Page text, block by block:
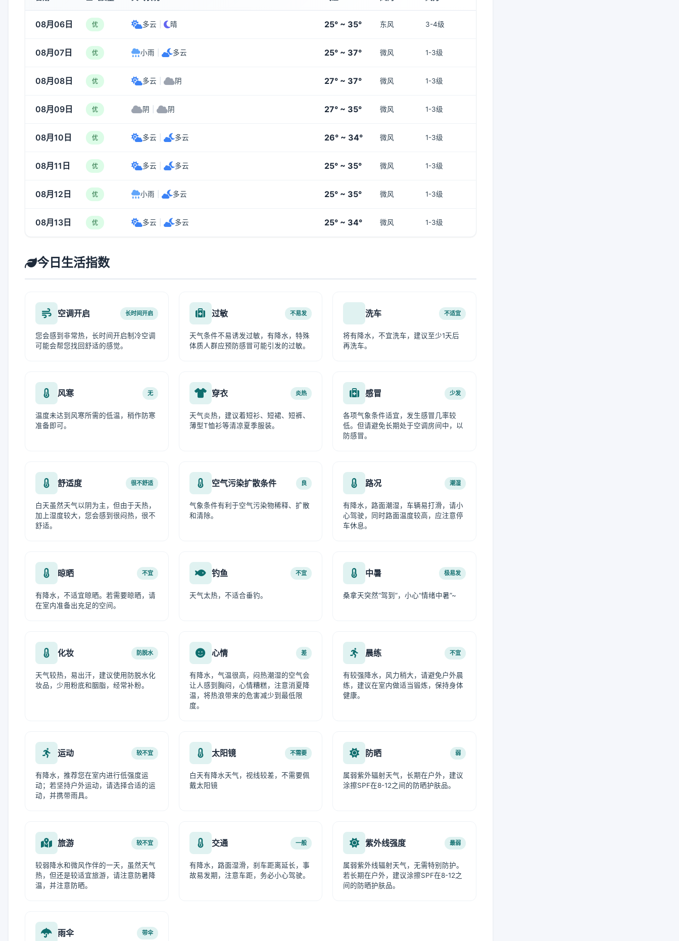
08月06日 优 多云 晴 25° ~ 35° 东风 3-4级
08月07日 优 小雨 多云 25° ~ 37° 微风 1-3级
08月08日 优 多云 阴 27° ~ 37° 微风 1-3级
08月09日 优 阴 阴 27° ~ 35° 微风 1-3级
08月10日 优 多云 多云 26° ~ 34° 微风 1-3级
08月11日 优 多云 多云 25° ~ 35° 微风 1-3级
08月12日 优 小雨 多云 25° ~ 35° 微风 1-3级
08月13日 优 多云 多云 25° ~ 34° 微风 1-3级
今日生活指数
空调开启 长时间开启
您会感到非常热，长时间开启制冷空调
可能会帮您找回舒适的感觉。
过敏 不易发
天气条件不易诱发过敏，有降水，特殊
体质人群应预防感冒可能引发的过敏。
洗车 不适宜
将有降水，不宜洗车，建议至少1天后
再洗车。
风寒 无
温度未达到风寒所需的低温，稍作防寒
准备即可。
穿衣 炎热
天气炎热，建议着短衫、短裙、短裤、
薄型T恤衫等清凉夏季服装。
感冒 少发
各项气象条件适宜，发生感冒几率较
低。但请避免长期处于空调房间中，以
防感冒。
舒适度 很不舒适
白天虽然天气以阴为主，但由于天热，
加上湿度较大，您会感到很闷热，很不
舒适。
空气污染扩散条件 良
气象条件有利于空气污染物稀释、扩散
和清除。
路况 潮湿
有降水，路面潮湿，车辆易打滑，请小
心驾驶，同时路面温度较高，应注意停
车休息。
晾晒 不宜
有降水，不适宜晾晒。若需要晾晒，请
在室内准备出充足的空间。
钓鱼 不宜
天气太热，不适合垂钓。
中暑 极易发
桑拿天突然“驾到”，小心“情绪中暑”~
化妆 防脱水
天气较热，易出汗，建议使用防脱水化
妆品，少用粉底和胭脂，经常补粉。
心情 差
有降水，气温很高，闷热潮湿的空气会
让人感到胸闷，心情糟糕，注意消夏降
温，将热浪带来的危害减少到最低限
度。
晨练 不宜
有较强降水，风力稍大，请避免户外晨
练，建议在室内做适当锻炼，保持身体
健康。
运动 较不宜
有降水，推荐您在室内进行低强度运
动；若坚持户外运动，请选择合适的运
动，并携带雨具。
太阳镜 不需要
白天有降水天气，视线较差，不需要佩
戴太阳镜
防晒 弱
属弱紫外辐射天气，长期在户外，建议
涂擦SPF在8-12之间的防晒护肤品。
旅游 较不宜
较弱降水和微风作伴的一天，虽然天气
热，但还是较适宜旅游，请注意防暑降
温，并注意防晒。
交通 一般
有降水，路面湿滑，刹车距离延长，事
故易发期，注意车距，务必小心驾驶。
紫外线强度 最弱
属弱紫外线辐射天气，无需特别防护。
若长期在户外，建议涂擦SPF在8-12之
间的防晒护肤品。
雨伞 带伞